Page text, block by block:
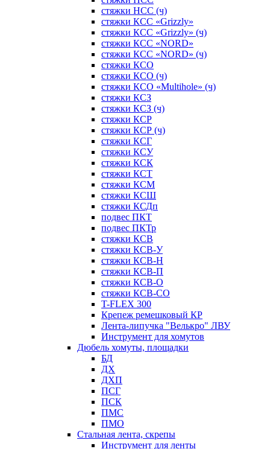
стяжки НСС (ч)
стяжки КСС «Grizzly»
стяжки КСС «Grizzly» (ч)
стяжки КСС «NORD»
стяжки КСС «NORD» (ч)
стяжки КСО
стяжки КСО (ч)
стяжки КСО «Multihole» (ч)
стяжки КСЗ
стяжки КСЗ (ч)
стяжки КСР
стяжки КСР (ч)
стяжки КСГ
стяжки КСУ
стяжки КСК
стяжки КСТ
стяжки КСМ
стяжки КСШ
стяжки КСДп
подвес ПКТ
подвес ПКТр
стяжки КСВ
стяжки КСВ-У
стяжки КСВ-Н
стяжки КСВ-П
стяжки КСВ-О
стяжки КСВ-СО
T-FLEX 300
Крепеж ремешковый КР
Лента-липучка "Велькро" ЛВУ
Инструмент для хомутов
Дюбель хомуты, площадки
БД
ДХ
ДХП
ПСГ
ПСК
ПМС
ПМО
Стальная лента, скрепы
Инструмент для ленты